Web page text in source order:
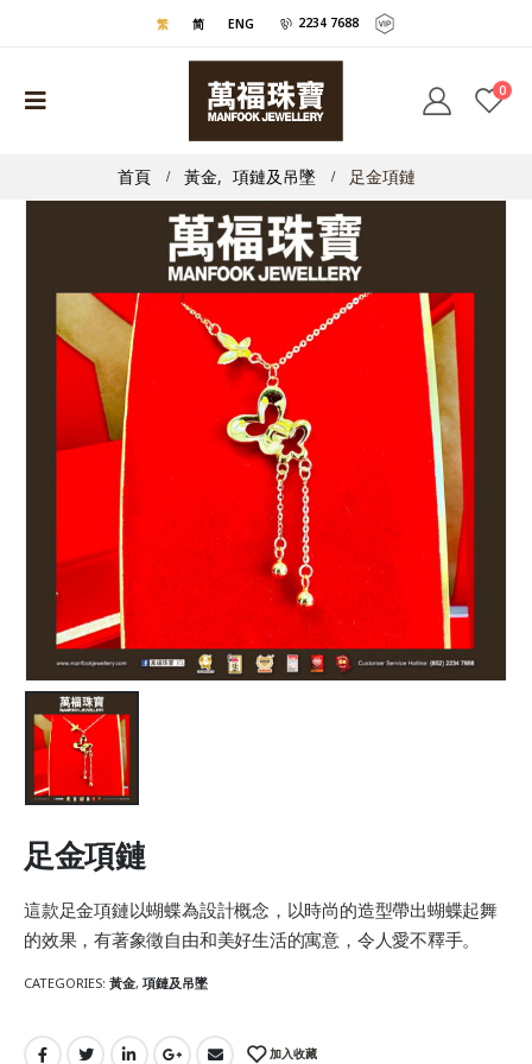
繁 简 ENG 2234 7688
0
首頁 黃金, 項鏈及吊墜 足金項鏈
足金項鏈
這款足金項鏈以蝴蝶為設計概念，以時尚的造型帶出蝴蝶起舞
的效果，有著象徵自由和美好生活的寓意，令人愛不釋手。
CATEGORIES: 黃金, 項鏈及吊墜
加入收藏